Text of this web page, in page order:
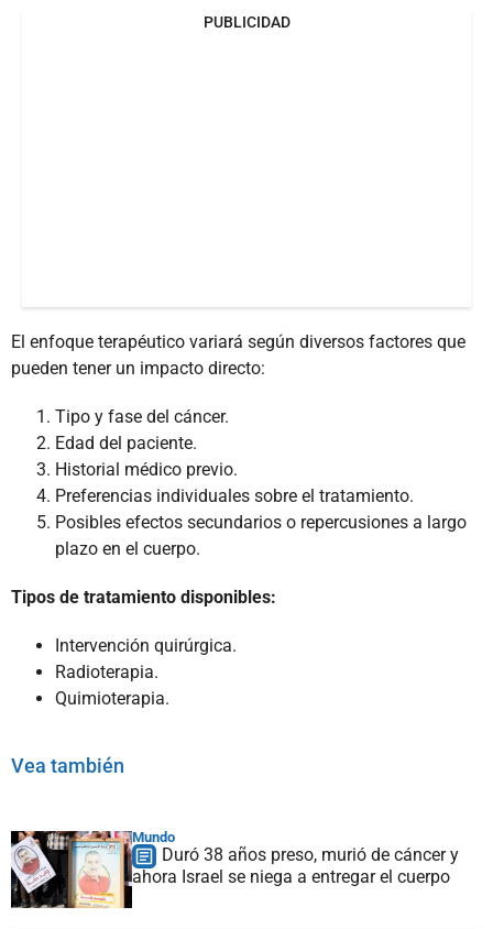
PUBLICIDAD
El enfoque terapéutico variará según diversos factores que
pueden tener un impacto directo:
Tipo y fase del cáncer.
Edad del paciente.
Historial médico previo.
Preferencias individuales sobre el tratamiento.
Posibles efectos secundarios o repercusiones a largo
plazo en el cuerpo.
Tipos de tratamiento disponibles:
Intervención quirúrgica.
Radioterapia.
Quimioterapia.
Vea también
Mundo
Duró 38 años preso, murió de cáncer y
ahora Israel se niega a entregar el cuerpo